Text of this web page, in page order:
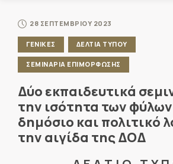
28 ΣΕΠΤΕΜΒΡΙΟΥ 2023
ΓΕΝΙΚΕΣ ΔΕΛΤΙΑ ΤΥΠΟΥ
ΣΕΜΙΝΑΡΙΑ ΕΠΙΜΟΡΦΩΣΗΣ
Δύο εκπαιδευτικά
την ισότητα των
δημόσιο και πολιτικό
την αιγίδα της ΔΟΔ